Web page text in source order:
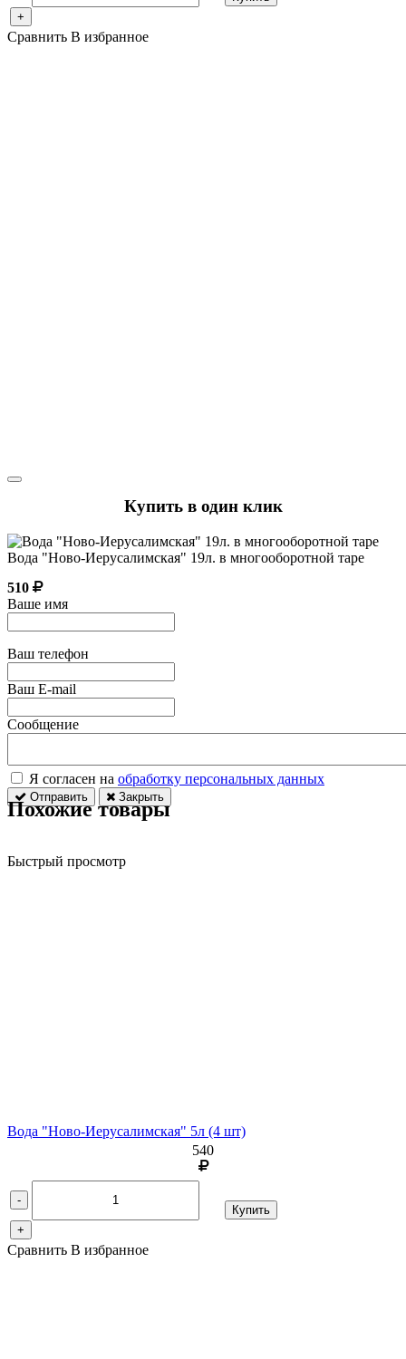
+
Сравнить В избранное
Купить в один клик
Вода "Ново-Иерусалимская" 19л. в многооборотной таре
510
Ваше имя
Ваш телефон
Ваш E-mail
Сообщение
Я согласен на обработку персональных данных
Отправить Закрыть
Похожие товары
Быстрый просмотр
Вода "Ново-Иерусалимская" 5л (4 шт)
540
-
+
Купить
Сравнить В избранное